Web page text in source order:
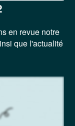
en revue notre
que l'actualité